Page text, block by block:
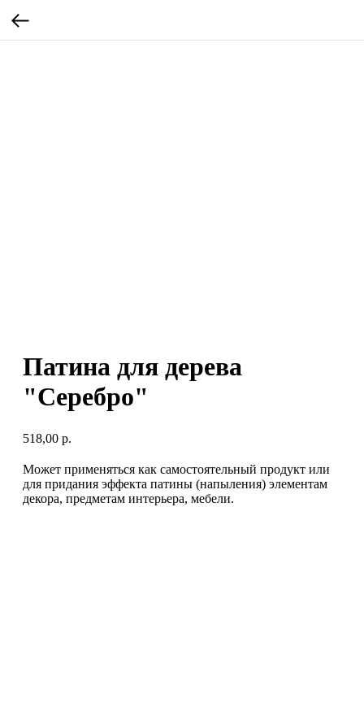
Патина для дерева
"Серебро"
518,00 р.
Может применяться как самостоятельный продукт или
для придания эффекта патины (напыления) элементам
декора, предметам интерьера, мебели.